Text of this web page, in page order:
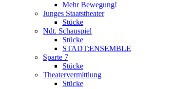
Mehr Bewegung!
Junges Staatstheater
Stücke
Ndt. Schauspiel
Stücke
STADT:ENSEMBLE
Sparte 7
Stücke
Theatervermittlung
Stücke